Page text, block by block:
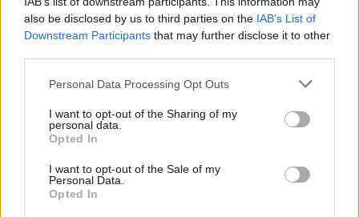
also be disclosed by us to third parties on the IAB’s List of
Downstream Participants that may further disclose it to other
Please note that this website/app uses one or more Google
not limited to your visit or usage behaviour. You may click to
grant or deny consent to Google and its third-party tags to
use your data for below specified purposes in below Google
consent section.
Personal Data Processing Opt Outs
I want to opt-out of the Sharing of my
personal data.
Opted In
I want to opt-out of the Sale of my
Personal Data.
Opted In
Nem tudni pontosan, hogy az al-Jazeera hány
munkatársa szerepel az egyiptomi kormány
által ötévente kiadott, terrorizmussal vádolt
személyek listáján.